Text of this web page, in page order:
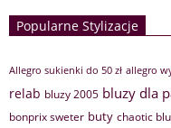
Popularne Stylizacje
Allegro sukienki do 50 zł allegro
relab bluzy 2005 bluzy dla
bonprix sweter buty chaotic